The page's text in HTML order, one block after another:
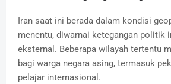
Iran saat ini berada dalam kondisi
menentu, diwarnai ketegangan politik
eksternal. Beberapa wilayah tertentu
bagi warga negara asing, termasuk
pelajar internasional.